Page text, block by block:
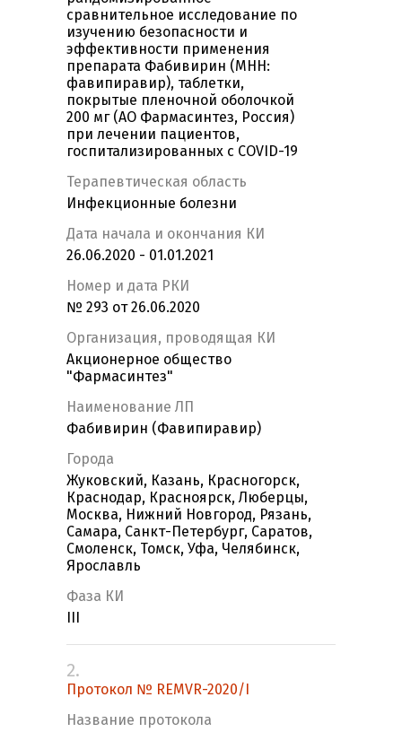
сравнительное исследование по
изучению безопасности и
эффективности применения
препарата Фабивирин (МНН:
фавипиравир), таблетки,
покрытые пленочной оболочкой
200 мг (АО Фармасинтез, Россия)
при лечении пациентов,
госпитализированных c COVID-19
Терапевтическая область
Инфекционные болезни
Дата начала и окончания КИ
26.06.2020 - 01.01.2021
Номер и дата РКИ
№ 293 от 26.06.2020
Организация, проводящая КИ
Акционерное общество
"Фармасинтез"
Наименование ЛП
Фабивирин (Фавипиравир)
Города
Жуковский, Казань, Красногорск,
Краснодар, Красноярск, Люберцы,
Москва, Нижний Новгород, Рязань,
Самара, Санкт-Петербург, Саратов,
Смоленск, Томск, Уфа, Челябинск,
Ярославль
Фаза КИ
2.
Протокол № REMVR-2020/I
Название протокола